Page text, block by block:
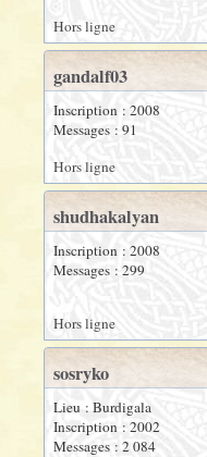
Hors ligne
gandalf03
Inscription : 2008
Messages : 91
Hors ligne
shudhakalyan
Inscription : 2008
Messages : 299
Hors ligne
sosryko
Lieu : Burdigala
Inscription : 2002
Messages : 2 084